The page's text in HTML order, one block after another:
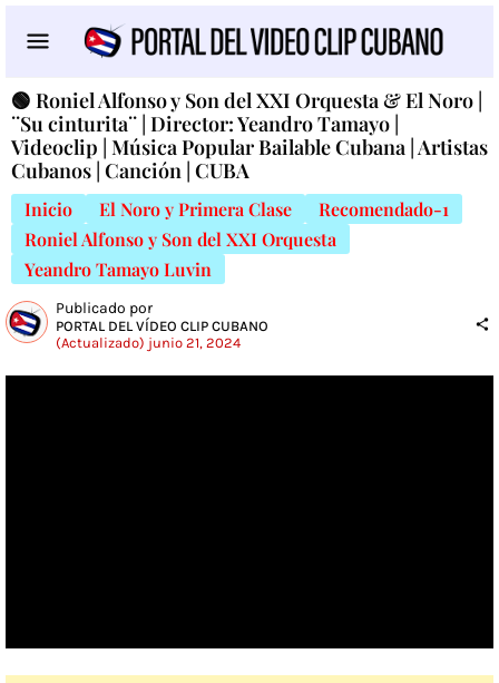
🟢 Roniel Alfonso y Son del XXI Orquesta & El Noro |
¨Su cinturita¨ | Director: Yeandro Tamayo |
Videoclip | Música Popular Bailable Cubana | Artistas
Cubanos | Canción | CUBA
Inicio El Noro y Primera Clase
Recomendado-1
Roniel Alfonso y Son del XXI Orquesta
Yeandro Tamayo Luvin
Publicado por
PORTAL DEL VÍDEO CLIP CUBANO
(Actualizado) junio 21, 2024